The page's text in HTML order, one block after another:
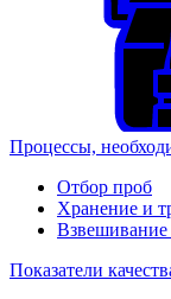
Процессы,
Отбор проб
Хранение и
Взвешивание
Показатели